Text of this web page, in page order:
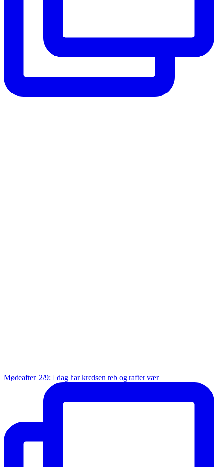
Mødeaften 2/9: I dag har kredsen reb og rafter vær